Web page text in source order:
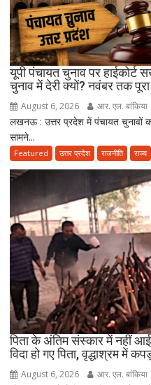
यूपी पंचायत चुनाव पर
चुनाव में देरी क्यों? नवंबर तक
August 6, 2026 आर. एल. बांकिया
लखनऊ : उत्तर प्रदेश में पंचायत चुनावों
सामने...
Featured उत्तर प्रदेश राजनीति राज्य
पिता के अंतिम संस्कार में नहीं
विदा हो गए पिता, वृद्धाश्रम में
August 6, 2026 आर. एल. बांकिया